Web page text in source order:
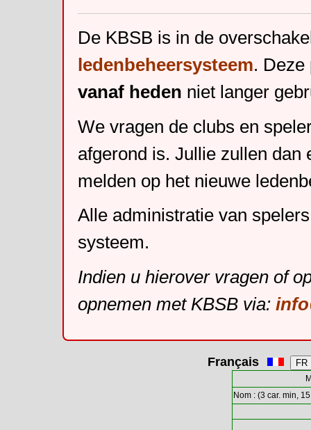
De KBSB is in de
ledenbeheersysteem. Deze
vanaf heden niet langer
We vragen de clubs en
afgerond is. Jullie zullen dan
melden op het nieuwe
Alle administratie van
systeem.
Indien u hierover vragen of
opnemen met KBSB via:
Français
Nom : (3 car. min,